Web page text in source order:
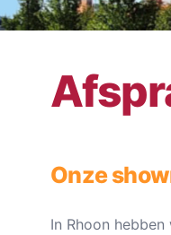
Onze
In Rhoon